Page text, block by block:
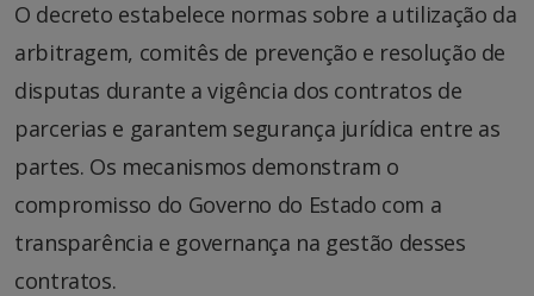
O decreto estabelece normas sobre a utilização da
arbitragem, comitês de prevenção e resolução de
disputas durante a vigência dos contratos de
parcerias e garantem segurança jurídica entre as
partes. Os mecanismos demonstram o
compromisso do Governo do Estado com a
transparência e governança na gestão desses
contratos.